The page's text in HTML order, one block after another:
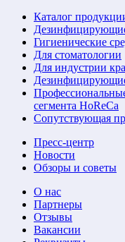
Каталог
Гигиенические
Для стоматологии
Для индустрии
сегмента HoReCa
Сопутствующая
Пресс-центр
Новости
Обзоры и советы
О нас
Партнеры
Отзывы
Вакансии